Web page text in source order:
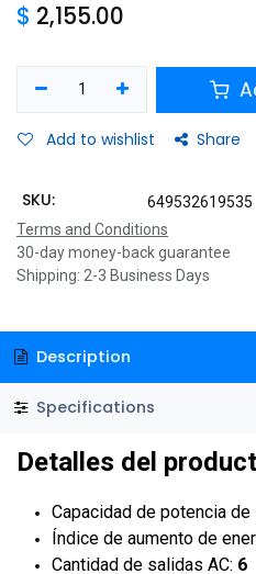
$ 2,155.00
Add to wishlist Share
SKU:
649532619535
Terms and Conditions
30-day money-back guarantee
Shipping: 2-3 Business Days
Description
Specifications
Detalles del
Capacidad de potencia de
Índice de aumento de
Cantidad de salidas AC: 6